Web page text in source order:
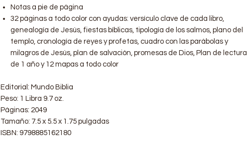
Notas a pie de página
32 páginas a todo color con ayudas: versículo clave de cada libro,
genealogía de Jesús, fiestas bíblicas, tipología de los salmos, plano del
templo, cronología de reyes y profetas, cuadro con las parábolas y
milagros de Jesús, plan de salvación, promesas de Dios, Plan de lectura
de 1 año y 12 mapas a todo color
Editorial: Mundo Biblia
Peso: 1 Libra 9.7 oz.
Páginas: 2049
Tamaño: 7.5 x 5.5 x 1.75 pulgadas
ISBN: 9798885162180